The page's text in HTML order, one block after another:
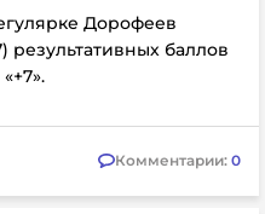
Дорофеев
результативных баллов
Комментарии: 0